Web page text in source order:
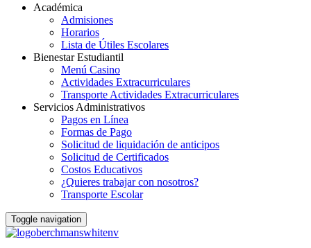
Académica
Admisiones
Horarios
Lista de Útiles Escolares
Bienestar Estudiantil
Menú Casino
Actividades Extracurriculares
Transporte Actividades Extracurriculares
Servicios Administrativos
Pagos en Línea
Formas de Pago
Solicitud de liquidación de anticipos
Solicitud de Certificados
Costos Educativos
¿Quieres trabajar con nosotros?
Transporte Escolar
Toggle navigation